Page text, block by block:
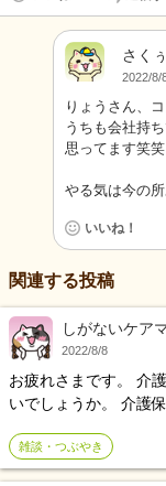
さく
2022/8/
りょうさん、
うちも会社持
思ってます笑笑
やる気は今の
いいね！
関連する投稿
しがないケア
2022/8/8
お疲れさまです。 介護におもてなしは必要でしょうか。必要ではな
いでしょうか。 介護保険制度の財源は、社会保障費が充てられてい
償費は火の車です。
何とか回しています。 そもそも介護保険制度は、「高齢で自立した
雑談・つぶやき